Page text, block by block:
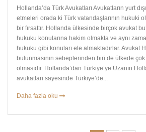
Hollanda’da Türk Avukatları Avukatların yurt
etmeleri orada ki Türk vatandaşlarının hukuki
bir fırsattır. Hollanda ülkesinde birçok avukat
hukuku konularına hakim olmakta ve aynı
hukuku gibi konuları ele almaktadırlar. Avukat
bulunmasının sebeplerinden biri de ülkede çok
olmasıdır. Hollanda’dan Türkiye’ye Uzanın
avukatları sayesinde Türkiye’de...
Daha fazla oku